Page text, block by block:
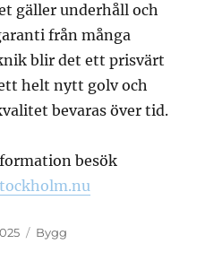
gäller underhåll och
från många
blir det ett prisvärt
helt nytt golv och
bevaras över tid.
besök
Kategorier
Bygg